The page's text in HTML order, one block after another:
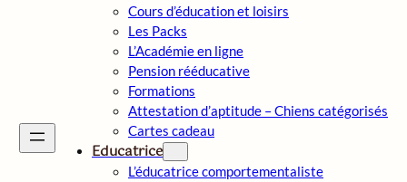
Cours d’éducation et loisirs
Les Packs
L’Académie en ligne
Pension rééducative
Formations
Attestation d’aptitude – Chiens catégorisés
Cartes cadeau
Educatrice
L’éducatrice comportementaliste